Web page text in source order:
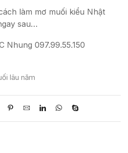
làm mơ muối kiểu Nhật
sau…
Nhung 097.99.55.150
lâu năm